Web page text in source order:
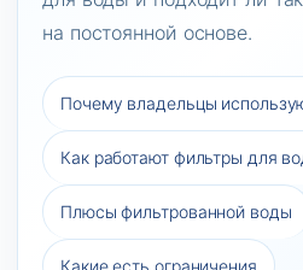
на постоянной основе.
Почему владельцы
Как работают фильтры для
Плюсы фильтрованной воды
Какие есть ограничения